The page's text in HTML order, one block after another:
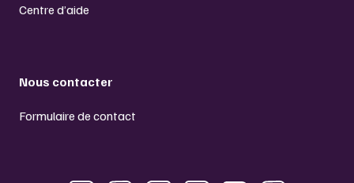
Centre d’aide
Nous contacter
Formulaire de contact